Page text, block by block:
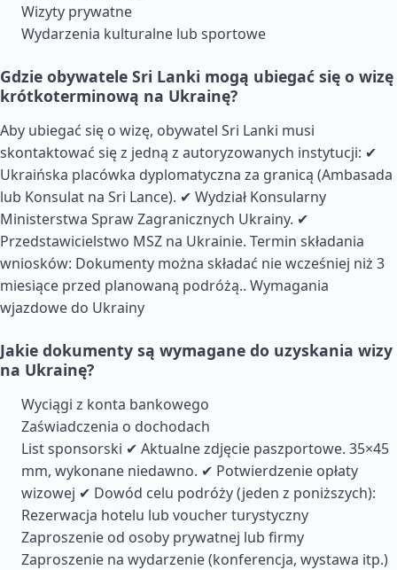
Wizyty prywatne
Wydarzenia kulturalne lub sportowe
Gdzie obywatele Sri Lanki mogą ubiegać się o wizę
krótkoterminową na Ukrainę?
Aby ubiegać się o wizę, obywatel Sri Lanki musi
skontaktować się z jedną z autoryzowanych instytucji: ✔
Ukraińska placówka dyplomatyczna za granicą (Ambasada
lub Konsulat na Sri Lance). ✔ Wydział Konsularny
Ministerstwa Spraw Zagranicznych Ukrainy. ✔
Przedstawicielstwo MSZ na Ukrainie. Termin składania
wniosków: Dokumenty można składać nie wcześniej niż 3
miesiące przed planowaną podróżą.. Wymagania
wjazdowe do Ukrainy
Jakie dokumenty są wymagane do uzyskania wizy
na Ukrainę?
Wyciągi z konta bankowego
Zaświadczenia o dochodach
List sponsorski ✔ Aktualne zdjęcie paszportowe. 35×45
mm, wykonane niedawno. ✔ Potwierdzenie opłaty
wizowej ✔ Dowód celu podróży (jeden z poniższych):
Rezerwacja hotelu lub voucher turystyczny
Zaproszenie od osoby prywatnej lub firmy
Zaproszenie na wydarzenie (konferencja, wystawa itp.)